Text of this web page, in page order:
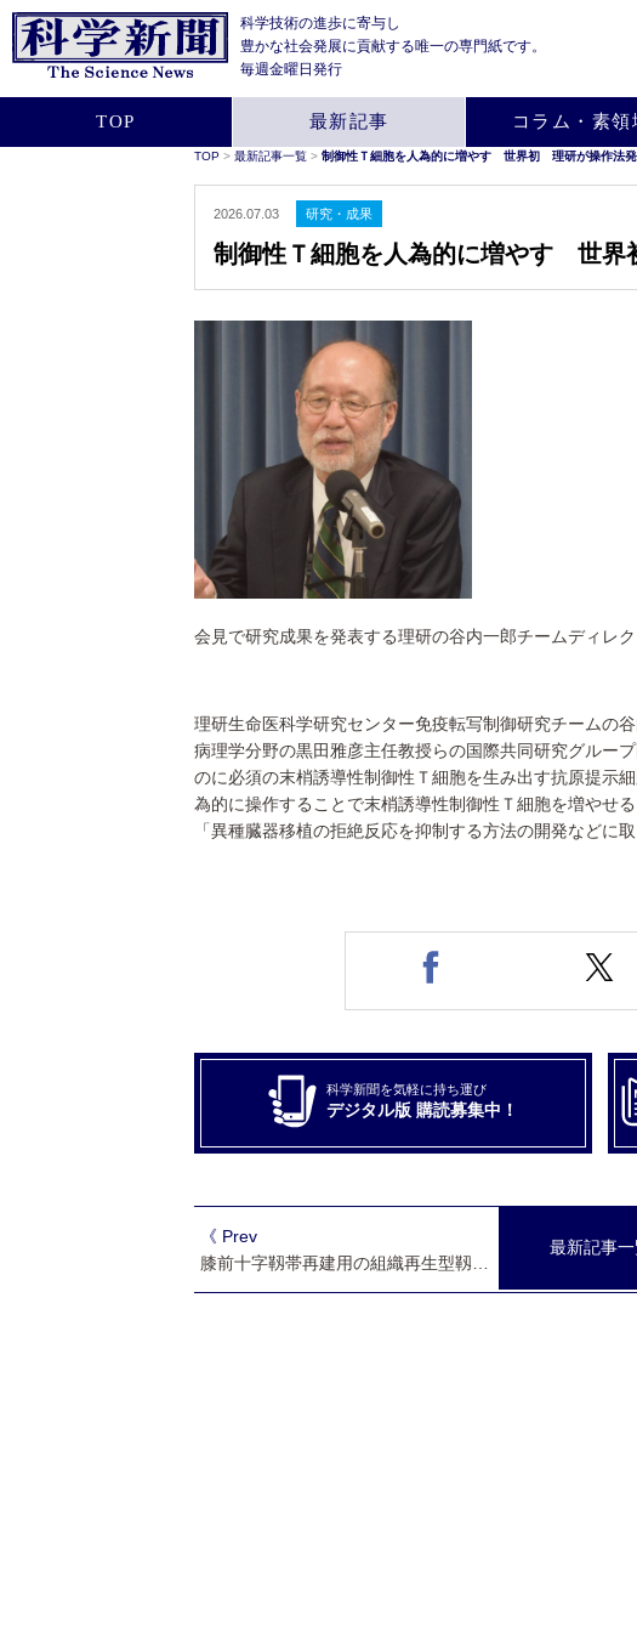
科学技術の進歩に寄与し
豊かな社会発展に貢献する唯一の専門紙です。
毎週金曜日発行
TOP 最新記事 コラム・素領
TOP > 最新記事一覧 > 制御性Ｔ細胞を人為的に増やす 世界初 理研が操作法
2026.07.03 研究・成果
制御性Ｔ細胞を人為的に増やす 世
会見で研究成果を発表する理研の谷内一郎チームディレ
理研生命医科学研究センター免疫転写制御研究チームの
病理学分野の黒田雅彦主任教授らの国際共同研究グルー
のに必須の末梢誘導性制御性Ｔ細胞を生み出す抗原提示
為的に操作することで末梢誘導性制御性Ｔ細胞を増やせ
「異種臓器移植の拒絶反応を抑制する方法の開発などに
科学新聞を気軽に持ち運び
デジタル版 購読募集中！
最新記事
《 Prev
膝前十字靱帯再建用の組織再生型靱帯 早大・東京女子医大など第１症例の移植手術